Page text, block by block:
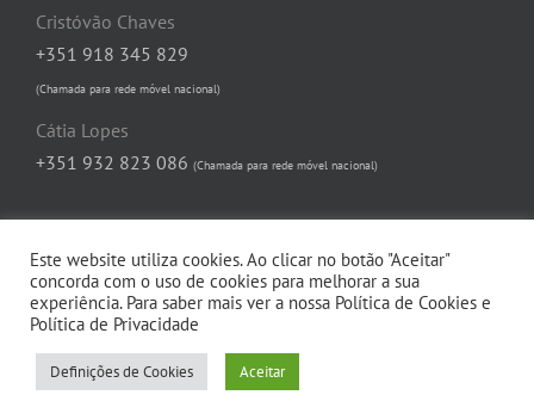
Cristóvão Chaves
+351 918 345 829
(Chamada para rede móvel nacional)
Cátia Lopes
+351 932 823 086 (Chamada para rede móvel nacional)
Desenvolvido por
Este website utiliza cookies. Ao clicar no botão "Aceitar"
concorda com o uso de cookies para melhorar a sua
experiência. Para saber mais ver a nossa Política de Cookies e
Política de Privacidade
Definições de Cookies Aceitar